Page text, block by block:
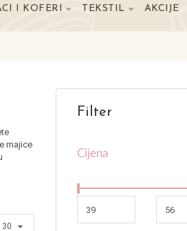
I KOFERI TEKSTIL AKCIJE
majice
Filter
Cijena